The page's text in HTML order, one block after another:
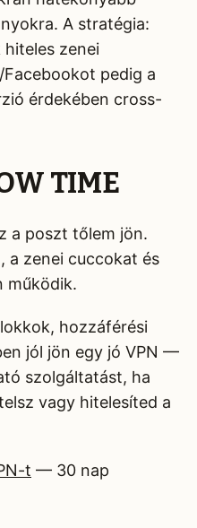
A stratégia:
hiteles zenei
pedig a
érdekében cross-
TIME
a poszt tőlem jön.
a zenei cuccokat és
működik.
hozzáférési
jól jön egy jó VPN —
szolgáltatást, ha
vagy hitelesíted a
t — 30 nap